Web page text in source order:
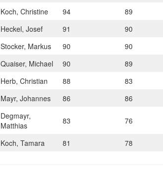
Koch, Christine 94 89
Heckel, Josef 91 90
Stocker, Markus 90 90
Quaiser, Michael 90 89
Herb, Christian 88 83
Mayr, Johannes 86 86
Degmayr,
Matthias
83 76
Koch, Tamara 81 78